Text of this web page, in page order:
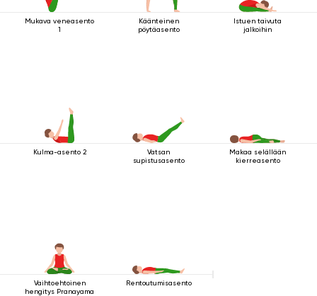
Mukava veneasento
1
Käänteinen
pöytäasento
Istuen taivuta
jalkoihin
Kulma-asento 2
Vatsan
supistusasento
Makaa selällään
kierreasento
Vaihtoehtoinen
hengitys Pranayama
Rentoutumisasento